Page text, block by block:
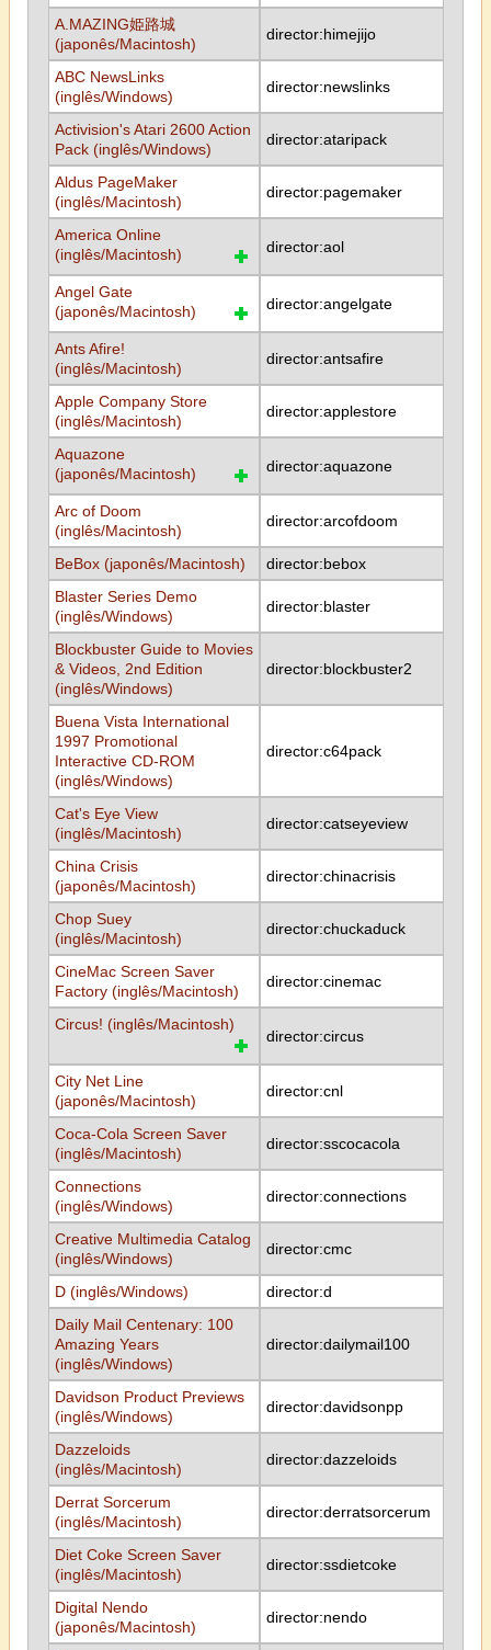
A.MAZING姫路城
(japonês/Macintosh)
director:himejijo
ABC NewsLinks
(inglês/Windows)
director:newslinks
Activision's Atari 2600 Action
Pack (inglês/Windows)
director:ataripack
Aldus PageMaker
(inglês/Macintosh)
director:pagemaker
America Online
(inglês/Macintosh)
director:aol
Angel Gate
(japonês/Macintosh)
director:angelgate
Ants Afire!
(inglês/Macintosh)
director:antsafire
Apple Company Store
(inglês/Macintosh)
director:applestore
Aquazone
(japonês/Macintosh)
director:aquazone
Arc of Doom
(inglês/Macintosh)
director:arcofdoom
BeBox (japonês/Macintosh)
director:bebox
Blaster Series Demo
(inglês/Windows)
director:blaster
Blockbuster Guide to Movies
& Videos, 2nd Edition
(inglês/Windows)
director:blockbuster2
Buena Vista International
1997 Promotional
Interactive CD-ROM
(inglês/Windows)
director:c64pack
Cat's Eye View
(inglês/Macintosh)
director:catseyeview
China Crisis
(japonês/Macintosh)
director:chinacrisis
Chop Suey
(inglês/Macintosh)
director:chuckaduck
CineMac Screen Saver
Factory (inglês/Macintosh)
director:cinemac
Circus! (inglês/Macintosh)
director:circus
City Net Line
(japonês/Macintosh)
director:cnl
Coca-Cola Screen Saver
(inglês/Macintosh)
director:sscocacola
Connections
(inglês/Windows)
director:connections
Creative Multimedia Catalog
(inglês/Windows)
director:cmc
D (inglês/Windows)
director:d
Daily Mail Centenary: 100
Amazing Years
(inglês/Windows)
director:dailymail100
Davidson Product Previews
(inglês/Windows)
director:davidsonpp
Dazzeloids
(inglês/Macintosh)
director:dazzeloids
Derrat Sorcerum
(inglês/Macintosh)
director:derratsorcerum
Diet Coke Screen Saver
(inglês/Macintosh)
director:ssdietcoke
Digital Nendo
(japonês/Macintosh)
director:nendo